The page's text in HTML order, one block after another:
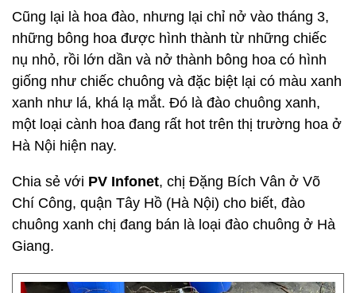
Cũng lại là hoa đào, nhưng lại chỉ nở vào tháng 3,
những bông hoa được hình thành từ những chiếc
nụ nhỏ, rồi lớn dần và nở thành bông hoa có hình
giống như chiếc chuông và đặc biệt lại có màu xanh
xanh như lá, khá lạ mắt. Đó là đào chuông xanh,
một loại cành hoa đang rất hot trên thị trường hoa ở
Hà Nội hiện nay.
Chia sẻ với PV Infonet, chị Đặng Bích Vân ở Võ
Chí Công, quận Tây Hồ (Hà Nội) cho biết, đào
chuông xanh chị đang bán là loại đào chuông ở Hà
Giang.